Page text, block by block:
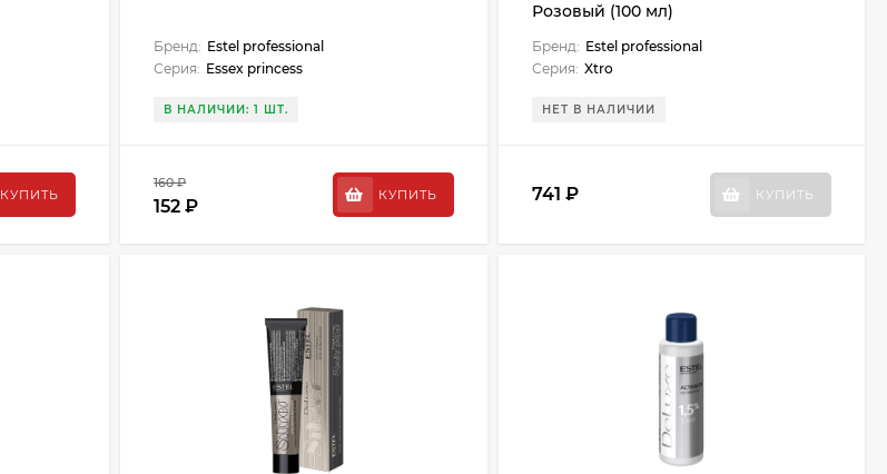
КУПИТЬ
Бренд: Estel professional
Серия: Essex princess
В НАЛИЧИИ: 1 ШТ.
160 ₽
152 ₽
КУПИТЬ
Розовый (100 мл)
Бренд: Estel professional
Серия: Xtro
НЕТ В НАЛИЧИИ
741 ₽ КУПИТЬ